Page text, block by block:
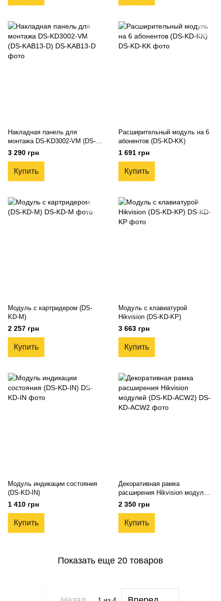
Накладная панель для
монтажа DS-KD3002-VM (DS-
KAB13-D)
3 290 грн
Купить
Расширительный модуль на 6
абонентов (DS-KD-KK)
1 691 грн
Купить
Модуль с картридером (DS-
KD-M)
2 257 грн
Купить
Модуль с клавиатурой
Hikvision (DS-KD-KP)
3 663 грн
Купить
Модуль индикации состояния
(DS-KD-IN)
1 410 грн
Купить
Декоративная рамка
расширения Hikvision модулей
(DS-KD-ACW2)
2 350 грн
Купить
Показать еще 20 товаров